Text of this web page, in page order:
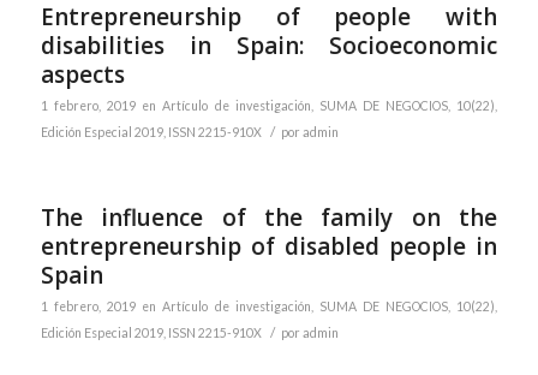
Entrepreneurship of people with
disabilities in Spain: Socioeconomic
aspects
1 febrero, 2019 enArtículo de investigación
SUMA DE NEGOCIOS, 10(22),
Edición Especial 2019, ISSN 2215-910X
/ por admin
The influence of the family on the
entrepreneurship of disabled people in
Spain
1 febrero, 2019 enArtículo de investigación
SUMA DE NEGOCIOS, 10(22),
Edición Especial 2019, ISSN 2215-910X
/ por admin